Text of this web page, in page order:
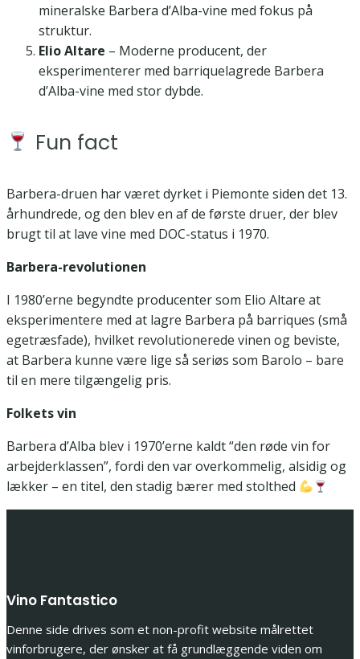
mineralske Barbera d’Alba-vine med fokus på
struktur.
Elio Altare – Moderne producent, der
eksperimenterer med barriquelagrede Barbera
d’Alba-vine med stor dybde.
Fun fact
Barbera-druen har været dyrket i Piemonte siden det 13.
århundrede, og den blev en af de første druer, der blev
brugt til at lave vine med DOC-status i 1970.
Barbera-revolutionen
I 1980’erne begyndte producenter som Elio Altare at
eksperimentere med at lagre Barbera på barriques (små
egetræsfade), hvilket revolutionerede vinen og beviste,
at Barbera kunne være lige så seriøs som Barolo – bare
til en mere tilgængelig pris.
Folkets vin
Barbera d’Alba blev i 1970’erne kaldt “den røde vin for
arbejderklassen”, fordi den var overkommelig, alsidig og
lækker – en titel, den stadig bærer med stolthed
Vino Fantastico
Denne side drives som et non-profit website målrettet
vinforbrugere, der ønsker at få grundlæggende viden om